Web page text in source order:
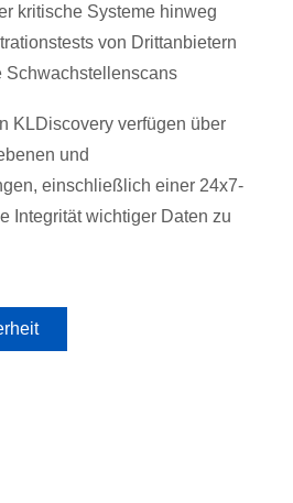
kritische Systeme hinweg
von Drittanbietern
Schwachstellenscans
KLDiscovery verfügen über
und
einschließlich einer 24x7-
Integrität wichtiger Daten zu